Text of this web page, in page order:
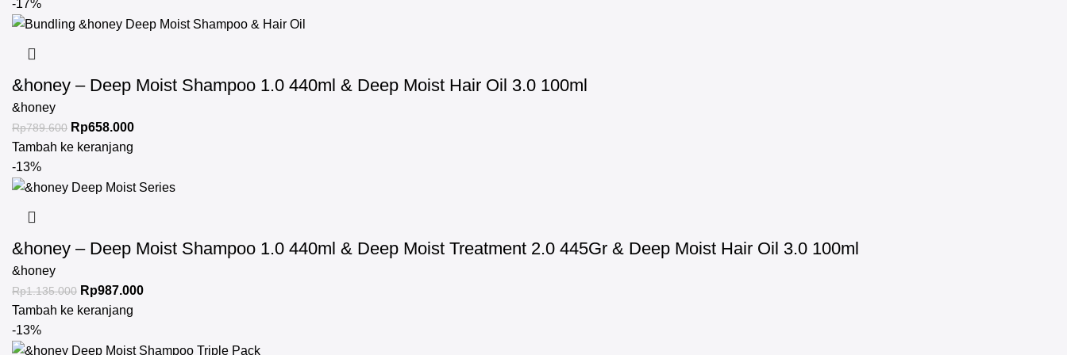
-17%
&honey – Deep Moist Shampoo 1.0 440ml & Deep Moist Hair Oil 3.0 100ml
&honey
Rp789.600 Rp658.000
Tambah ke keranjang
-13%
&honey – Deep Moist Shampoo 1.0 440ml & Deep Moist Treatment 2.0 445Gr & Deep Moist Hair Oil 3.0 100ml
&honey
Rp1.135.000 Rp987.000
Tambah ke keranjang
-13%